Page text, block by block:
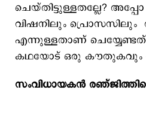
ചെയ്തിട്ടുള്ളതല്ലേ?
വിഷനിലും പ്രൊസസിലും
എന്നുള്ളതാണ്
കഥയോട് ഒരു കൗതുകവും
സംവിധായകൻ